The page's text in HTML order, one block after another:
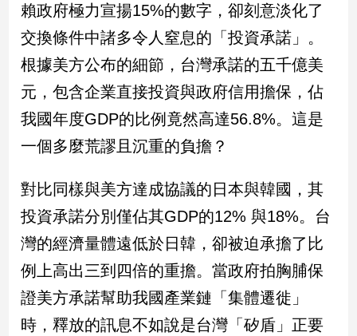
觀
點
兩
岸/
會/
地
方
新
冠
毒
專
賴政府極力宣揚15%的數字，卻刻意淡化了
交換條件中諸多令人窒息的「投資承諾」。
根據美方公布的細節，台灣承諾的五千億美
元，包含企業直接投資與政府信用擔保，佔
我國年度GDP的比例竟然高達56.8%。這是
一個多麼荒謬且沉重的負擔？
對比同樣與美方達成協議的日本與韓國，其
投資承諾分別僅佔其GDP的12% 與18%。台
灣的經濟量體遠低於日韓，卻被迫承擔了比
例上高出三到四倍的重擔。當政府拍胸脯保
證美方承諾幫助我國產業鏈「集體遷徙」
時，釋放的訊息不如說是台灣「矽盾」正要